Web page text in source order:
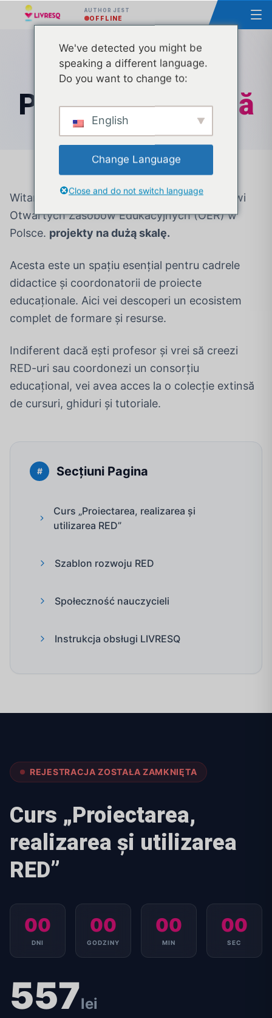
AUTHOR JEST
OFFLINE
PROGRAM DE FORMARE CONTINUĂ
PedagogieDigitală
Witamy w przestrzeni poświęconej rozwojowi
Otwartych Zasobów Edukacyjnych (OER) w
Polsce. projekty na dużą skalę.
Acesta este un spațiu esențial pentru cadrele
didactice și coordonatorii de proiecte
educaționale. Aici vei descoperi un ecosistem
complet de formare și resurse.
Indiferent dacă ești profesor și vrei să creezi
RED-uri sau coordonezi un consorțiu
educațional, vei avea acces la o colecție extinsă
de cursuri, ghiduri și tutoriale.
# Secțiuni Pagina
Curs „Proiectarea, realizarea și
utilizarea RED”
Szablon rozwoju RED
Społeczność nauczycieli
Instrukcja obsługi LIVRESQ
REJESTRACJA ZOSTAŁA ZAMKNIĘTA
Curs „Proiectarea,
realizarea și utilizarea
RED”
00
DNI
00
GODZINY
00
MIN
00
SEC
557lei
We've detected you might be
speaking a different language.
Do you want to change to:
English
Change Language
Close and do not switch language